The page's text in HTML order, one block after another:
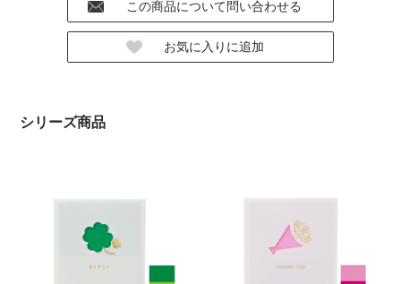
シリーズ商品